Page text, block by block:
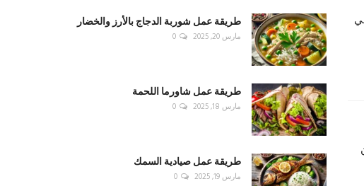
طريقة عمل شوربة الدجاج بالأرز والخضار
مارس 20, 2025 0
طريقة عمل شاورما اللحمة
مارس 18, 2025 0
طريقة عمل صيادية السمك
مارس 19, 2025 0